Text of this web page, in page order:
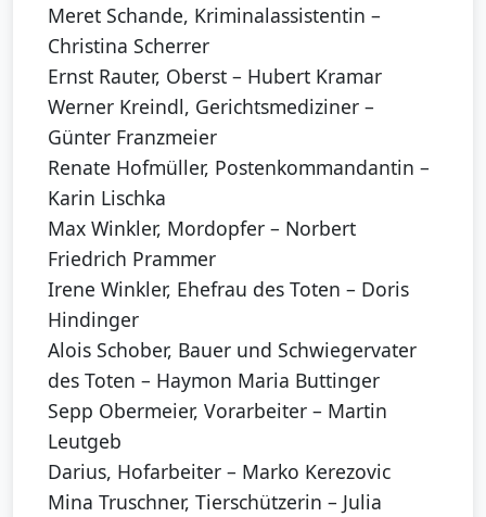
Meret Schande, Kriminalassistentin –
Christina Scherrer
Ernst Rauter, Oberst – Hubert Kramar
Werner Kreindl, Gerichtsmediziner –
Günter Franzmeier
Renate Hofmüller, Postenkommandantin –
Karin Lischka
Max Winkler, Mordopfer – Norbert
Friedrich Prammer
Irene Winkler, Ehefrau des Toten – Doris
Hindinger
Alois Schober, Bauer und Schwiegervater
des Toten – Haymon Maria Buttinger
Sepp Obermeier, Vorarbeiter – Martin
Leutgeb
Darius, Hofarbeiter – Marko Kerezovic
Mina Truschner, Tierschützerin – Julia